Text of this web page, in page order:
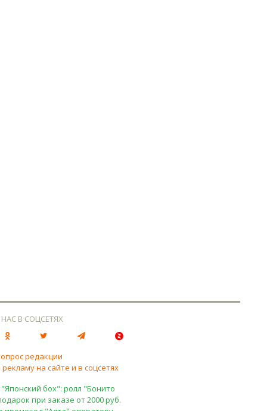
В СОЦСЕТЯХ
редакции
на сайте и в соцсетях
бох": ролл "Бонито
при заказе от 2000 руб.